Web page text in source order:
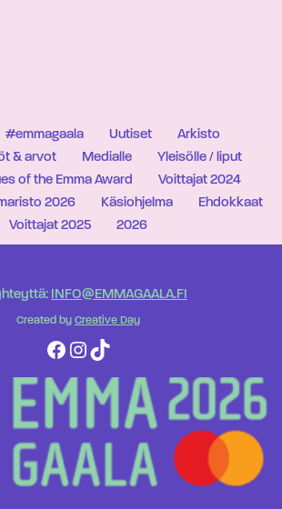
#emmagaala Uutiset
Arkisto
& arvot
Medialle
Yleisölle / liput
of the Emma Award
Voittajat 2024
2026 Käsiohjelma
Ehdokkaat
Voittajat 2025
2026
INFO@EMMAGAALA.FI
Created by Creative Day